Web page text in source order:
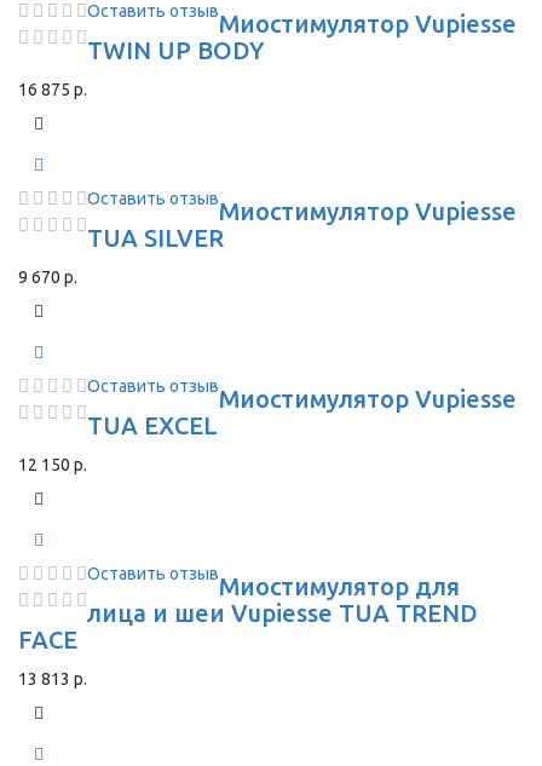
Оставить отзывМиостимулятор Vupiesse
TWIN UP BODY
16 875 р.
Оставить отзывМиостимулятор Vupiesse
TUA SILVER
9 670 р.
Оставить отзывМиостимулятор Vupiesse
TUA EXCEL
12 150 р.
Оставить отзывМиостимулятор для
лица и шеи Vupiesse TUA TREND
FACE
13 813 р.